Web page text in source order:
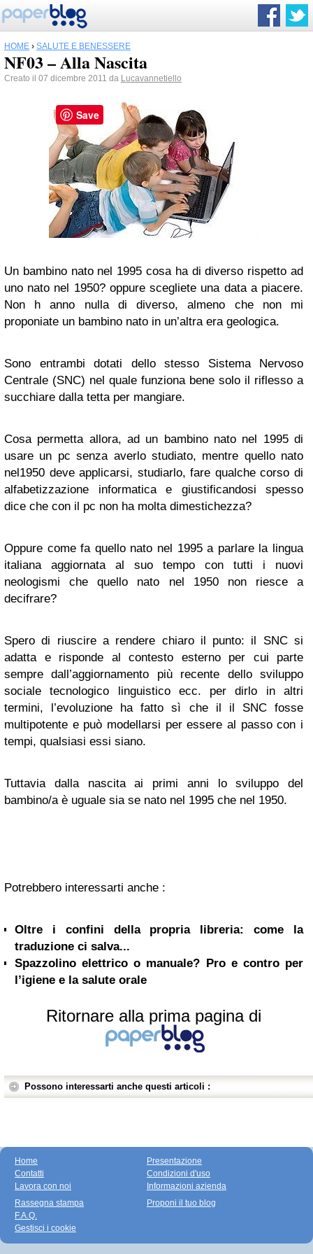
HOME › SALUTE E BENESSERE
NF03 – Alla Nascita
Creato il 07 dicembre 2011 da Lucavannetiello
Un bambino nato nel 1995 cosa ha di diverso rispetto ad
uno nato nel 1950? oppure scegliete una data a piacere.
Non h anno nulla di diverso, almeno che non mi
proponiate un bambino nato in un’altra era geologica.
Sono entrambi dotati dello stesso Sistema Nervoso
Centrale (SNC) nel quale funziona bene solo il riflesso a
succhiare dalla tetta per mangiare.
Cosa permetta allora, ad un bambino nato nel 1995 di
usare un pc senza averlo studiato, mentre quello nato
nel1950 deve applicarsi, studiarlo, fare qualche corso di
alfabetizzazione informatica e giustificandosi spesso
dice che con il pc non ha molta dimestichezza?
Oppure come fa quello nato nel 1995 a parlare la lingua
italiana aggiornata al suo tempo con tutti i nuovi
neologismi che quello nato nel 1950 non riesce a
decifrare?
Spero di riuscire a rendere chiaro il punto: il SNC si
adatta e risponde al contesto esterno per cui parte
sempre dall’aggiornamento più recente dello sviluppo
sociale tecnologico linguistico ecc. per dirlo in altri
termini, l’evoluzione ha fatto sì che il il SNC fosse
multipotente e può modellarsi per essere al passo con i
tempi, qualsiasi essi siano.
Tuttavia dalla nascita ai primi anni lo sviluppo del
bambino/a è uguale sia se nato nel 1995 che nel 1950.
Potrebbero interessarti anche :
Oltre i confini della propria libreria: come la
traduzione ci salva...
Spazzolino elettrico o manuale? Pro e contro per
l’igiene e la salute orale
Ritornare alla prima pagina di
Possono interessarti anche questi articoli :
Home
Contatti
Lavora con noi
Presentazione
Condizioni d'uso
Informazioni azienda
Rassegna stampa
F.A.Q.
Gestisci i cookie
Proponi il tuo blog
Save